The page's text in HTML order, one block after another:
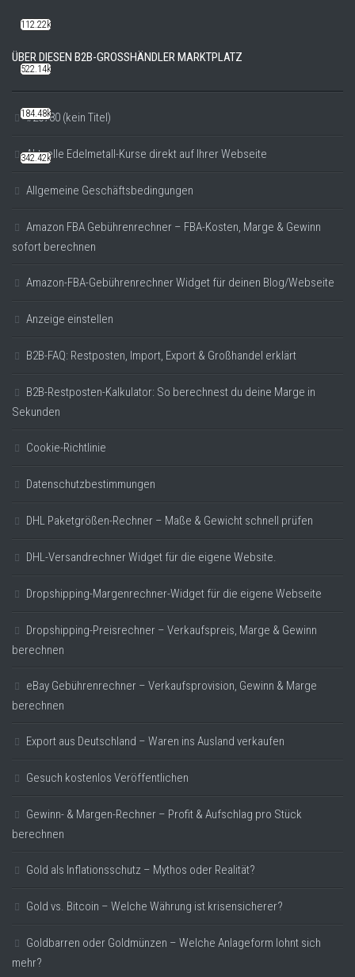
ÜBER DIESEN B2B-GROSSHÄNDLER MARKTPLATZ
#20780 (kein Titel)
Aktuelle Edelmetall-Kurse direkt auf Ihrer Webseite
Allgemeine Geschäftsbedingungen
Amazon FBA Gebührenrechner – FBA-Kosten, Marge & Gewinn
sofort berechnen
Amazon-FBA-Gebührenrechner Widget für deinen Blog/Webseite
Anzeige einstellen
B2B-FAQ: Restposten, Import, Export & Großhandel erklärt
B2B-Restposten-Kalkulator: So berechnest du deine Marge in
Sekunden
Cookie-Richtlinie
Datenschutzbestimmungen
DHL Paketgrößen-Rechner – Maße & Gewicht schnell prüfen
DHL-Versandrechner Widget für die eigene Website.
Dropshipping-Margenrechner-Widget für die eigene Webseite
Dropshipping-Preisrechner – Verkaufspreis, Marge & Gewinn
berechnen
eBay Gebührenrechner – Verkaufsprovision, Gewinn & Marge
berechnen
Export aus Deutschland – Waren ins Ausland verkaufen
Gesuch kostenlos Veröffentlichen
Gewinn- & Margen-Rechner – Profit & Aufschlag pro Stück
berechnen
Gold als Inflationsschutz – Mythos oder Realität?
Gold vs. Bitcoin – Welche Währung ist krisensicherer?
Goldbarren oder Goldmünzen – Welche Anlageform lohnt sich
mehr?
112.22k
522.14k
184.48k
342.42k